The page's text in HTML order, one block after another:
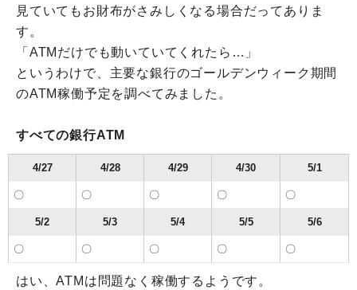
見ていてもお財布がさみしくなる場合だってありま
す。
「ATMだけでも動いていてくれたら…」
というわけで、主要な銀行のゴールデンウィーク期間
のATM稼働予定を調べてみました。
すべての銀行ATM
4/27 4/28 4/29 4/30 5/1
〇 〇 〇 〇 〇
5/2 5/3 5/4 5/5 5/6
〇 〇 〇 〇 〇
はい、ATMは問題なく稼働するようです。